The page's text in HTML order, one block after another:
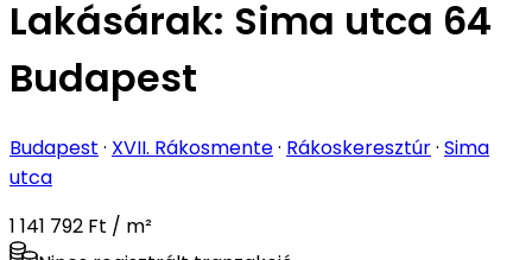
Lakásárak: Sima utca 64
Budapest
Budapest · XVII. Rákosmente· Rákoskeresztúr· Sima
utca
1 141 792 Ft / m²